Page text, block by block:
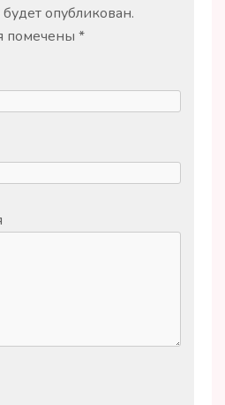
опубликован.
помечены *